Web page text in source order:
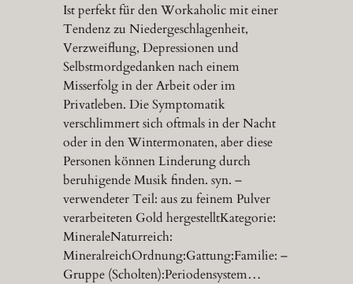
Ist perfekt für den Workaholic mit einer
Tendenz zu Niedergeschlagenheit,
Verzweiflung, Depressionen und
Selbstmordgedanken nach einem
Misserfolg in der Arbeit oder im
Privatleben. Die Symptomatik
verschlimmert sich oftmals in der Nacht
oder in den Wintermonaten, aber diese
Personen können Linderung durch
beruhigende Musik finden. syn. –
verwendeter Teil: aus zu feinem Pulver
verarbeiteten Gold hergestelltKategorie:
MineraleNaturreich:
MineralreichOrdnung:Gattung:Familie: –
Gruppe (Scholten):Periodensystem…